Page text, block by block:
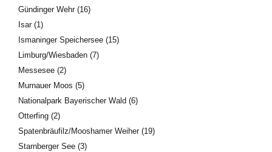
Gündinger Wehr(16)
Isar(1)
Ismaninger Speichersee (15)
Limburg/Wiesbaden (7)
Messesee (2)
Murnauer Moos (5)
Nationalpark Bayerischer Wald (6)
Otterfing (2)
Spatenbräufilz/Mooshamer Weiher(19)
Starnberger See (3)